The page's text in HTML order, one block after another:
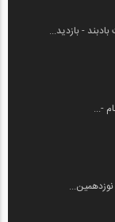
- بازدید...
-...